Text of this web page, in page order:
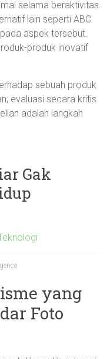
selama beraktivitas
lain seperti ABC
aspek tersebut.
produk inovatif
sebuah produk
evaluasi secara kritis
adalah langkah
Gak
yang
Foto